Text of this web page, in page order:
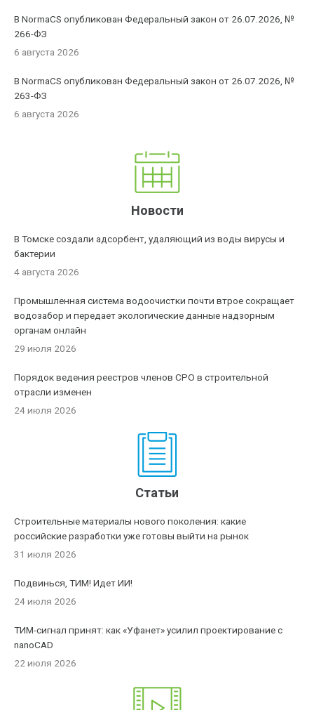
В NormaCS опубликован Федеральный закон от 26.07.2026, №
266-ФЗ
6 августа 2026
В NormaCS опубликован Федеральный закон от 26.07.2026, №
263-ФЗ
6 августа 2026
Новости
В Томске создали адсорбент, удаляющий из воды вирусы и
бактерии
4 августа 2026
Промышленная система водоочистки почти втрое сокращает
водозабор и передает экологические данные надзорным
органам онлайн
29 июля 2026
Порядок ведения реестров членов СРО в строительной
отрасли изменен
24 июля 2026
Статьи
Строительные материалы нового поколения: какие
российские разработки уже готовы выйти на рынок
31 июля 2026
Подвинься, ТИМ! Идет ИИ!
24 июля 2026
ТИМ-сигнал принят: как «Уфанет» усилил проектирование с
nanoCAD
22 июля 2026